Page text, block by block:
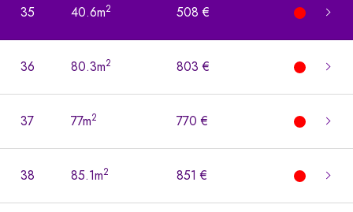
35 40.6m2 508 €
36 80.3m2 803 €
37 77m2 770 €
38 85.1m2 851 €